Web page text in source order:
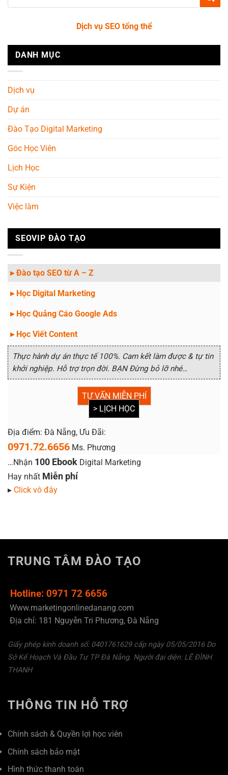
Dịch vụ SEO tổng thể
DANH MỤC
Dịch vụ
Dự án
Đào Tạo Digital Marketing
Góc Học Viên
Lịch Học
Sự Kiện
Việc làm
SEOVIP ĐÀO TẠO
▸ Đào tạo SEO từ A – Z
▸ Học Digital Marketing
▸ Học Quảng Cáo Google Ads
▸ Học Viết Content
Thực hành dự án thực tế 100%. Cam kết làm được & tự tin
khởi nghiệp. Hỗ trợ trọn đời. BẠN Đừng bỏ lỡ nhé…
TƯ VẤN MIỄN PHÍ
> LỊCH HỌC
Địa điểm: Đà Nẵng, Ưu Đãi:
0971.72.6656 Ms. Phương
…Nhận 100 Ebook Digital Marketing
Hay nhất Miễn phí
▸ Click vô đây
TRUNG TÂM ĐÀO TẠO
Hotline: 0971 72 6656
Www.marketingonlinedanang.com
Địa chỉ: 181 Nguyễn Tri Phương, Đà Nẵng
Giấy phép kinh doanh số: 0401761629 cấp ngày 05/05/2016 Do
Sở Kế Hoạch Và Đầu Tư TP Đà Nẵng. Người đại diện: LÊ ĐÌNH
THANH
THÔNG TIN HỖ TRỢ
Chính sách & Quyền lợi học viên
Chính sách bảo mật
Hình thức thanh toán